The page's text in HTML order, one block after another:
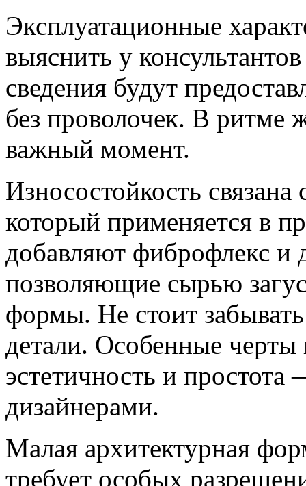
Эксплуатационные
выяснить у
сведения будут
без проволочек. В ритме
важный момент.
Износостойкость
который применяется в
добавляют фиброфлекс и
позволяющие сырью
формы. Не стоит
детали. Особенные черты
эстетичность и
дизайнерами.
Малая архитектурная
требует особых